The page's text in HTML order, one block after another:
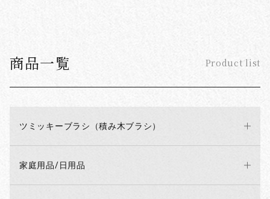
商品一覧 Product list
ツミッキーブラシ（積み木ブラシ）
家庭用品/日用品